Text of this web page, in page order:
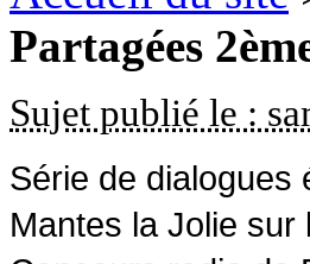
Partagées
Sujet publié le :
Série de dialogues
Mantes la Jolie sur